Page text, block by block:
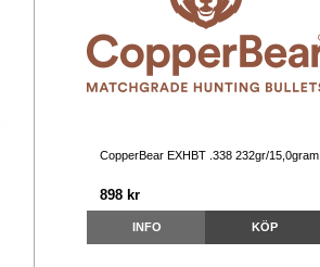
CopperBear EXHBT .338 232gr/15,0gram
898 kr
INFO KÖP